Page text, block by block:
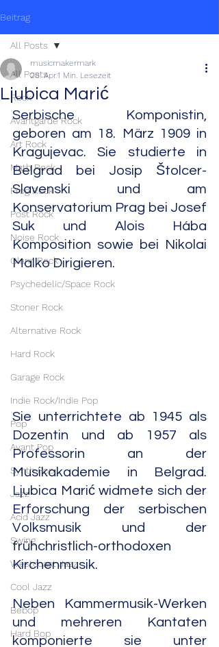
Beitrag
All Posts
Rock
Avantgarde Rock
Art Rock
Math Rock
Prog Rock
Post Rock
Noise Rock
Glam Rock
Psychedelic/Space Rock
Stoner Rock
Alternative Rock
Hard Rock
Garage Rock
Indie Rock/Indie Pop
Pop
Avant Pop
Synth Pop
Jazz
Acid Jazz
Swing
Westcoast Jazz
Cool Jazz
Bebop
Hard Bop
All Posts
Ljubica Marić
musicmakermark
28. Apr.1 Min. Lesezeit
Serbische Komponistin,
geboren am 18. März 1909 in
Kragujevac. Sie studierte in
Belgrad bei Josip Štolcer-
Slavenski und am
Konservatorium Prag bei Josef
Suk und Alois Hába
Komposition sowie bei Nikolai
Malko Dirigieren.
Sie unterrichtete ab 1945 als
Dozentin und ab 1957 als
Professorin an der
Musikakademie in Belgrad.
Ljubica Marić widmete sich der
Erforschung der serbischen
Volksmusik und der
frühchristlich-orthodoxen
Kirchenmusik.
Neben Kammermusik-Werken
und mehreren Kantaten
komponierte sie unter